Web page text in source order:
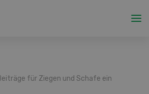
für Ziegen und Schafe ein